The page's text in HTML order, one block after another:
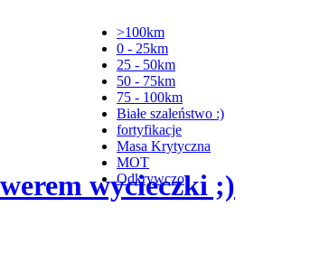
>100km
0 - 25km
25 - 50km
50 - 75km
75 - 100km
Białe szaleństwo :)
fortyfikacje
Masa Krytyczna
MOT
Odkrywczo
wycieczki ;)